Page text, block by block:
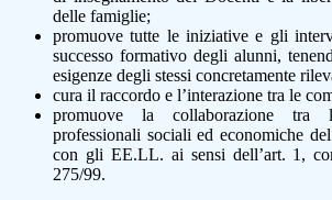
delle famiglie;
promuove tutte le iniziative e gli
successo formativo degli alunni,
esigenze degli stessi concretamente
cura il raccordo e l’interazione tra le
promuove la collaborazione tra
professionali sociali ed economiche
con gli EE.LL. ai sensi dell’art. 1,
275/99.